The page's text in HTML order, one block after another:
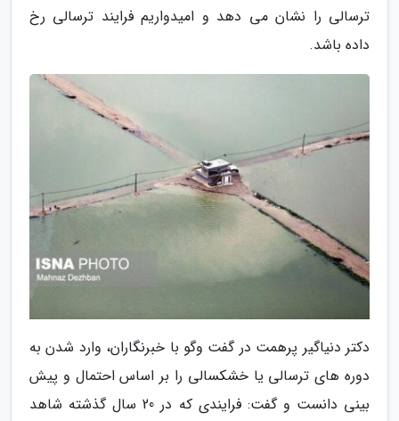
ترسالی را نشان می دهد و امیدواریم فرایند ترسالی رخ
داده باشد.
دکتر دنیاگیر پرهمت در گفت وگو با خبرنگاران، وارد شدن به
دوره های ترسالی یا خشکسالی را بر اساس احتمال و پیش
بینی دانست و گفت: فرایندی که در 20 سال گذشته شاهد